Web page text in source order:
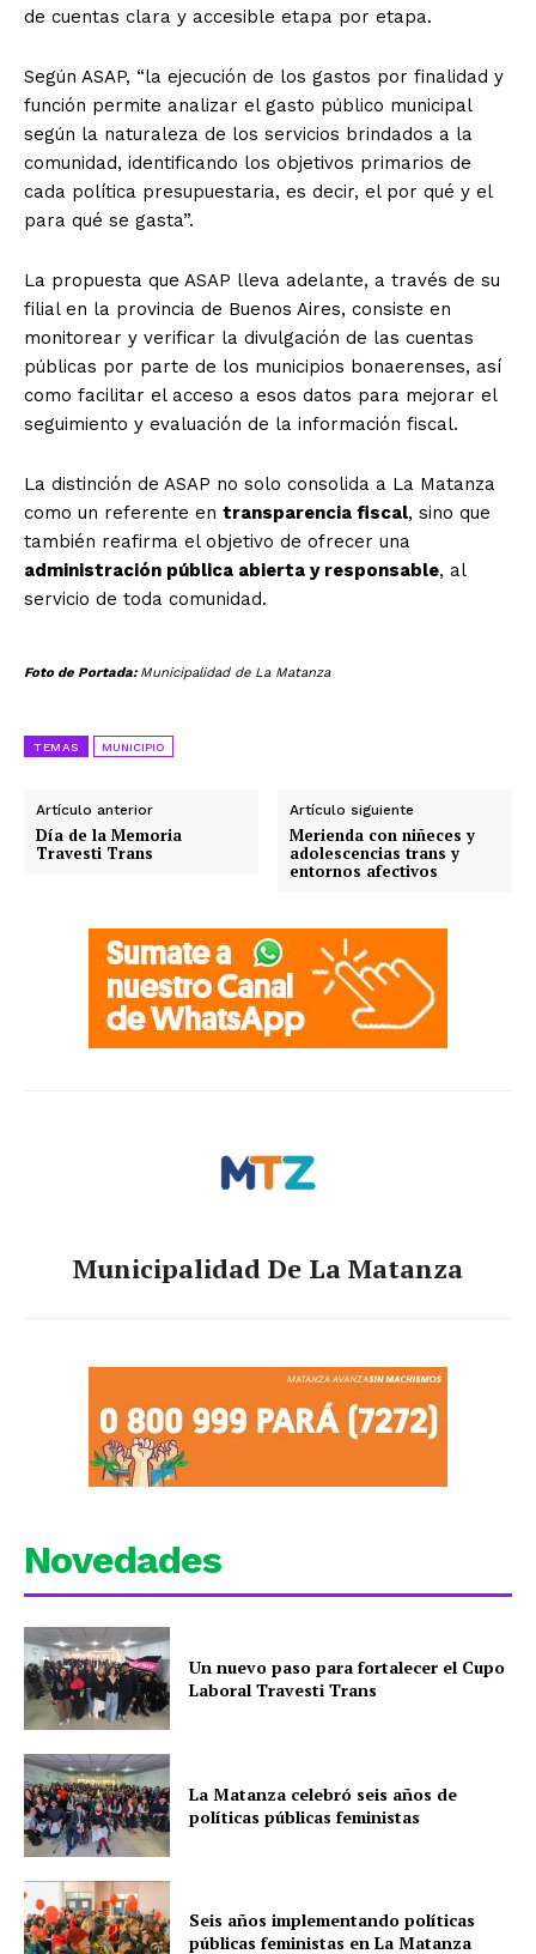
de cuentas clara y accesible etapa por etapa.
Según ASAP, “la ejecución de los gastos por finalidad y
función permite analizar el gasto público municipal
según la naturaleza de los servicios brindados a la
comunidad, identificando los objetivos primarios de
cada política presupuestaria, es decir, el por qué y el
para qué se gasta”.
La propuesta que ASAP lleva adelante, a través de su
filial en la provincia de Buenos Aires, consiste en
monitorear y verificar la divulgación de las cuentas
públicas por parte de los municipios bonaerenses, así
como facilitar el acceso a esos datos para mejorar el
seguimiento y evaluación de la información fiscal.
La distinción de ASAP no solo consolida a La Matanza
como un referente en transparencia fiscal, sino que
también reafirma el objetivo de ofrecer una
administración pública abierta y responsable, al
servicio de toda comunidad.
Foto de Portada: Municipalidad de La Matanza
TEMAS MUNICIPIO
Artículo anterior
Día de la Memoria
Travesti Trans
Artículo siguiente
Merienda con niñeces y
adolescencias trans y
entornos afectivos
Municipalidad De La Matanza
Novedades
Un nuevo paso para fortalecer el Cupo
Laboral Travesti Trans
La Matanza celebró seis años de
políticas públicas feministas
Seis años implementando políticas
públicas feministas en La Matanza